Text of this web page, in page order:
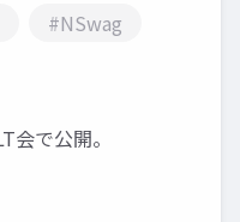
#NSwag
で公開。